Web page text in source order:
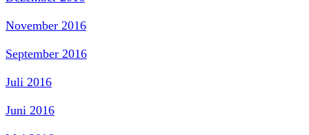
November 2016
September 2016
Juli 2016
Juni 2016